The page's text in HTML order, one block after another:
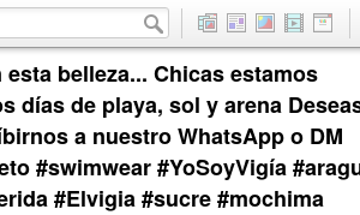
belleza... Chicas estamos
días de playa, sol y arena
a nuestro WhatsApp o DM
#swimwear #YoSoyVigía
#Elvigia #sucre #mochima